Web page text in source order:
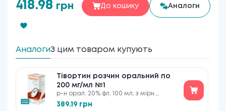
418.98 грн До кошику Аналоги
АналогиЗ цим товаром купують
Тівортин розчин оральний по
200 мг/мл №1
р-н орал. 20% фл. 100 мл, з мірн.
ложкою
389.19 грн